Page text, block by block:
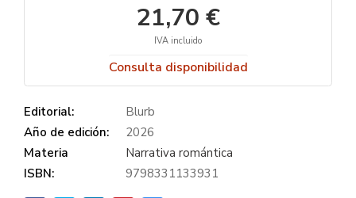
21,70 €
IVA incluido
Consulta disponibilidad
Editorial:
Blurb
Año de edición:
2026
Materia
Narrativa romántica
ISBN:
9798331133931